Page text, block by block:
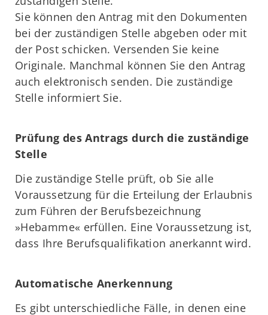
Sie können den Antrag mit den Dokumenten
bei der zuständigen Stelle abgeben oder mit
der Post schicken. Versenden Sie keine
Originale. Manchmal können Sie den Antrag
auch elektronisch senden. Die zuständige
Stelle informiert Sie.
Prüfung des Antrags durch die zuständige
Stelle
Die zuständige Stelle prüft, ob Sie alle
Voraussetzung für die Erteilung der Erlaubnis
zum Führen der Berufsbezeichnung
»Hebamme« erfüllen. Eine Voraussetzung ist,
dass Ihre Berufsqualifikation anerkannt wird.
Automatische Anerkennung
Es gibt unterschiedliche Fälle, in denen eine